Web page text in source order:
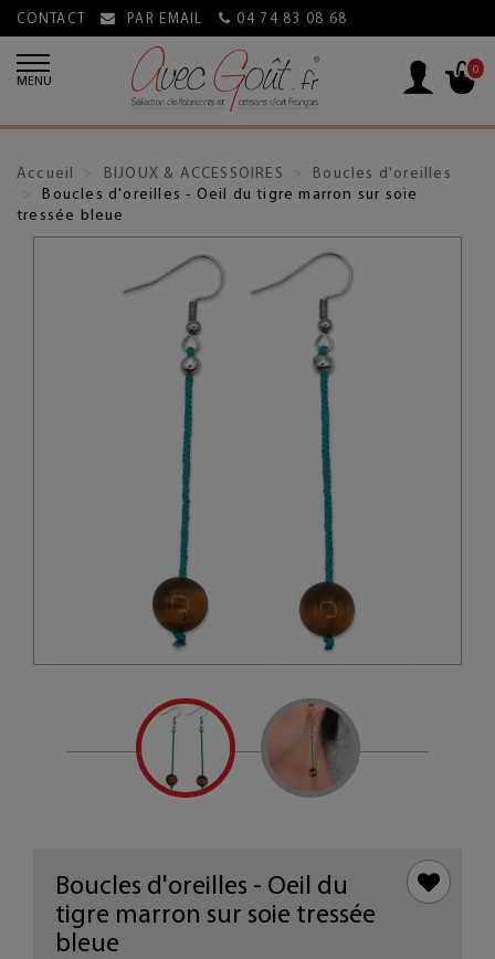
CONTACT PAR EMAIL 04 74 83 08 68
MENU
0
Accueil BIJOUX & ACCESSOIRES
Boucles d'oreilles
Boucles d'oreilles - Oeil du tigre marron sur soie
tressée bleue
Boucles d'oreilles - Oeil du
tigre marron sur soie tressée
bleue